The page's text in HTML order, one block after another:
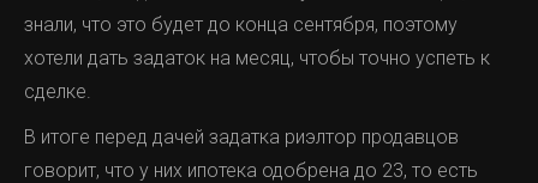
знали, что это будет до конца сентября, поэтому
хотели дать задаток на месяц, чтобы точно успеть к
сделке.
В итоге перед дачей задатка риэлтор продавцов
говорит, что у них ипотека одобрена до 23, то есть